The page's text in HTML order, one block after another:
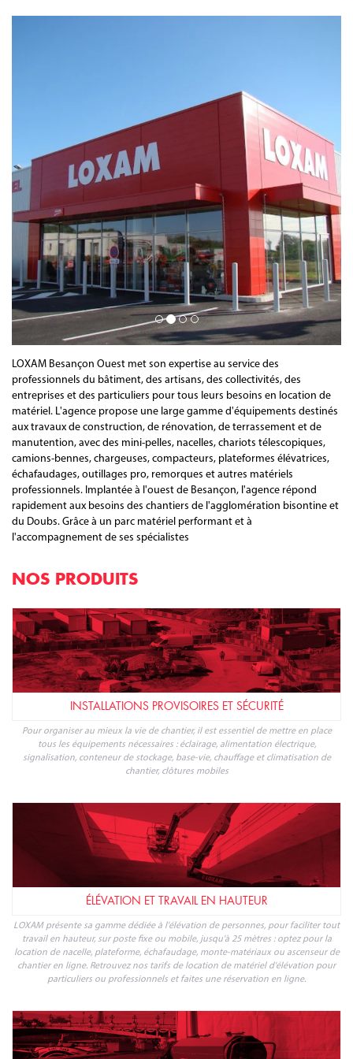
LOXAM Besançon Ouest met son expertise au service des
professionnels du bâtiment, des artisans, des collectivités, des
entreprises et des particuliers pour tous leurs besoins en location de
matériel. L'agence propose une large gamme d'équipements destinés
aux travaux de construction, de rénovation, de terrassement et de
manutention, avec des mini-pelles, nacelles, chariots télescopiques,
camions-bennes, chargeuses, compacteurs, plateformes élévatrices,
échafaudages, outillages pro, remorques et autres matériels
professionnels. Implantée à l'ouest de Besançon, l'agence répond
rapidement aux besoins des chantiers de l'agglomération bisontine et
du Doubs. Grâce à un parc matériel performant et à
l'accompagnement de ses spécialistes
NOS PRODUITS
INSTALLATIONS PROVISOIRES ET SÉCURITÉ
Pour organiser au mieux la vie de chantier, il est essentiel de mettre en place
tous les équipements nécessaires : éclairage, alimentation électrique,
signalisation, conteneur de stockage, base-vie, chauffage et climatisation de
chantier, clôtures mobiles
ÉLÉVATION ET TRAVAIL EN HAUTEUR
LOXAM présente sa gamme dédiée à l'élévation de personnes, pour faciliter tout
travail en hauteur, sur poste fixe ou mobile, jusqu'à 25 mètres : optez pour la
location de nacelle, plateforme, échafaudage, monte-matériaux ou ascenseur de
chantier en ligne. Retrouvez nos tarifs de location de matériel d'élévation pour
particuliers ou professionnels et faites une réservation en ligne.